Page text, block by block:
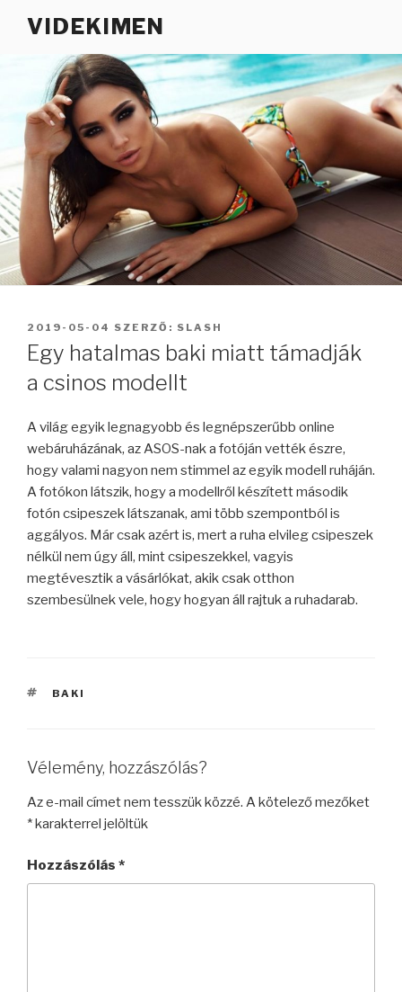
VIDEKIMEN
BEKÜLDVE:
2019-05-04 SZERZŐ: SLASH
Egy hatalmas baki miatt támadják
a csinos modellt
A világ egyik legnagyobb és legnépszerűbb online
webáruházának, az ASOS-nak a fotóján vették észre,
hogy valami nagyon nem stimmel az egyik modell ruháján.
A fotókon látszik, hogy a modellről készített második
fotón csipeszek látszanak, ami több szempontból is
aggályos. Már csak azért is, mert a ruha elvileg csipeszek
nélkül nem úgy áll, mint csipeszekkel, vagyis
megtévesztik a vásárlókat, akik csak otthon
szembesülnek vele, hogy hogyan áll rajtuk a ruhadarab.
CÍMKÉK
BAKI
Vélemény, hozzászólás?
Az e-mail címet nem tesszük közzé. A kötelező mezőket
*karakterrel jelöltük
Hozzászólás *